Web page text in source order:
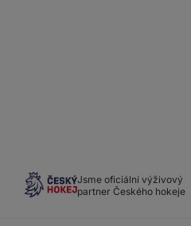
Jsme oficiální výživový
partner Českého hokeje